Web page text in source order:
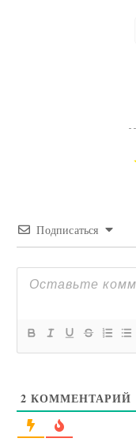
Подписаться
2 КОММЕНТАРИЙ